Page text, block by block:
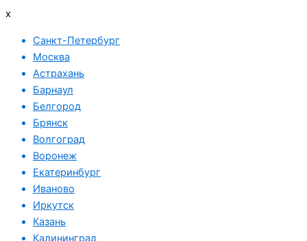
x
Санкт-Петербург
Москва
Астрахань
Барнаул
Белгород
Брянск
Волгоград
Воронеж
Екатеринбург
Иваново
Иркутск
Казань
Калининград